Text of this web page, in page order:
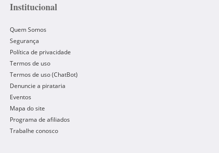
Institucional
Quem Somos
Segurança
Política de privacidade
Termos de uso
Termos de uso (ChatBot)
Denuncie a pirataria
Eventos
Mapa do site
Programa de afiliados
Trabalhe conosco